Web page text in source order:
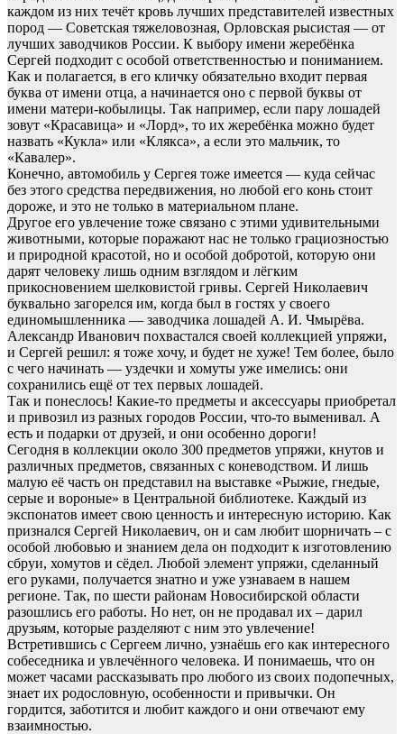
каждом из них течёт кровь лучших представителей известных
пород — Советская тяжеловозная, Орловская рысистая — от
лучших заводчиков России. К выбору имени жеребёнка
Сергей подходит с особой ответственностью и пониманием.
Как и полагается, в его кличку обязательно входит первая
буква от имени отца, а начинается оно с первой буквы от
имени матери-кобылицы. Так например, если пару лошадей
зовут «Красавица» и «Лорд», то их жеребёнка можно будет
назвать «Кукла» или «Клякса», а если это мальчик, то
«Кавалер».
Конечно, автомобиль у Сергея тоже имеется — куда сейчас
без этого средства передвижения, но любой его конь стоит
дороже, и это не только в материальном плане.
Другое его увлечение тоже связано с этими удивительными
животными, которые поражают нас не только грациозностью
и природной красотой, но и особой добротой, которую они
дарят человеку лишь одним взглядом и лёгким
прикосновением шелковистой гривы. Сергей Николаевич
буквально загорелся им, когда был в гостях у своего
единомышленника — заводчика лошадей А. И. Чмырёва.
Александр Иванович похвастался своей коллекцией упряжи,
и Сергей решил: я тоже хочу, и будет не хуже! Тем более, было
с чего начинать — уздечки и хомуты уже имелись: они
сохранились ещё от тех первых лошадей.
Так и понеслось! Какие-то предметы и аксессуары приобретал
и привозил из разных городов России, что-то выменивал. А
есть и подарки от друзей, и они особенно дороги!
Сегодня в коллекции около 300 предметов упряжи, кнутов и
различных предметов, связанных с коневодством. И лишь
малую её часть он представил на выставке «Рыжие, гнедые,
серые и вороные» в Центральной библиотеке. Каждый из
экспонатов имеет свою ценность и интересную историю. Как
признался Сергей Николаевич, он и сам любит шорничать – с
особой любовью и знанием дела он подходит к изготовлению
сбруи, хомутов и сёдел. Любой элемент упряжи, сделанный
его руками, получается знатно и уже узнаваем в нашем
регионе. Так, по шести районам Новосибирской области
разошлись его работы. Но нет, он не продавал их – дарил
друзьям, которые разделяют с ним это увлечение!
Встретившись с Сергеем лично, узнаёшь его как интересного
собеседника и увлечённого человека. И понимаешь, что он
может часами рассказывать про любого из своих подопечных,
знает их родословную, особенности и привычки. Он
гордится, заботится и любит каждого и они отвечают ему
взаимностью.